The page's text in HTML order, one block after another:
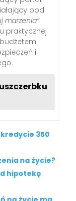
pod
marzenia”.
praktycznej
i
350
na życie?
hipotekę